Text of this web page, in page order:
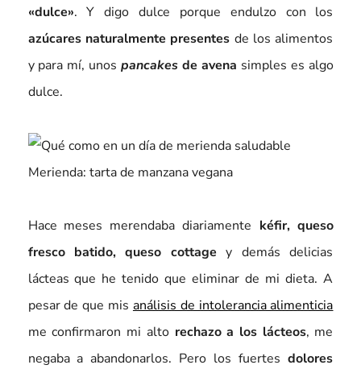
«dulce». Y digo dulce porque endulzo con los
azúcares naturalmente presentes de los alimentos
y para mí, unospancakes de avena simples es algo
dulce.
Merienda: tarta de manzana vegana
Hace meses merendaba diariamente kéfir, queso
fresco batido, queso cottage y demás delicias
lácteas que he tenido que eliminar de mi dieta. A
pesar de que mis análisis de intolerancia alimenticia
me confirmaron mi alto rechazo a los lácteos, me
negaba a abandonarlos. Pero los fuertesdolores